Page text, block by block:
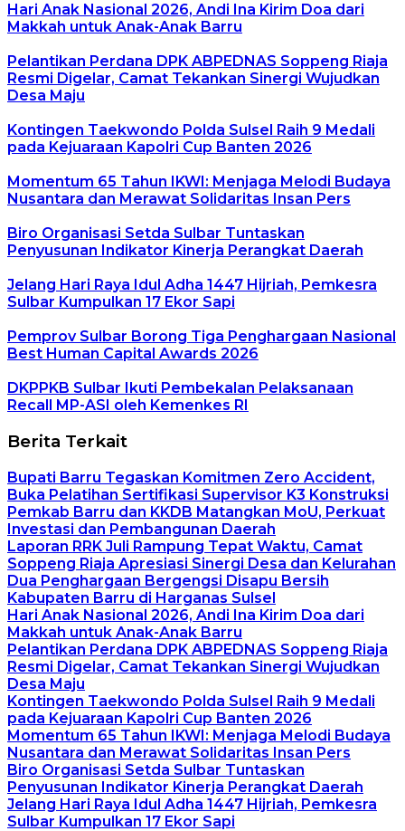
Hari Anak Nasional 2026, Andi Ina Kirim Doa dari
Makkah untuk Anak-Anak Barru
Pelantikan Perdana DPK ABPEDNAS Soppeng Riaja
Resmi Digelar, Camat Tekankan Sinergi Wujudkan
Desa Maju
Kontingen Taekwondo Polda Sulsel Raih 9 Medali
pada Kejuaraan Kapolri Cup Banten 2026
Momentum 65 Tahun IKWI: Menjaga Melodi Budaya
Nusantara dan Merawat Solidaritas Insan Pers
Biro Organisasi Setda Sulbar Tuntaskan
Penyusunan Indikator Kinerja Perangkat Daerah
Jelang Hari Raya Idul Adha 1447 Hijriah, Pemkesra
Sulbar Kumpulkan 17 Ekor Sapi
Pemprov Sulbar Borong Tiga Penghargaan Nasional
Best Human Capital Awards 2026
DKPPKB Sulbar Ikuti Pembekalan Pelaksanaan
Recall MP-ASI oleh Kemenkes RI
Berita Terkait
Bupati Barru Tegaskan Komitmen Zero Accident,
Buka Pelatihan Sertifikasi Supervisor K3 Konstruksi
Pemkab Barru dan KKDB Matangkan MoU, Perkuat
Investasi dan Pembangunan Daerah
Laporan RRK Juli Rampung Tepat Waktu, Camat
Soppeng Riaja Apresiasi Sinergi Desa dan Kelurahan
Dua Penghargaan Bergengsi Disapu Bersih
Kabupaten Barru di Harganas Sulsel
Hari Anak Nasional 2026, Andi Ina Kirim Doa dari
Makkah untuk Anak-Anak Barru
Pelantikan Perdana DPK ABPEDNAS Soppeng Riaja
Resmi Digelar, Camat Tekankan Sinergi Wujudkan
Desa Maju
Kontingen Taekwondo Polda Sulsel Raih 9 Medali
pada Kejuaraan Kapolri Cup Banten 2026
Momentum 65 Tahun IKWI: Menjaga Melodi Budaya
Nusantara dan Merawat Solidaritas Insan Pers
Biro Organisasi Setda Sulbar Tuntaskan
Penyusunan Indikator Kinerja Perangkat Daerah
Jelang Hari Raya Idul Adha 1447 Hijriah, Pemkesra
Sulbar Kumpulkan 17 Ekor Sapi